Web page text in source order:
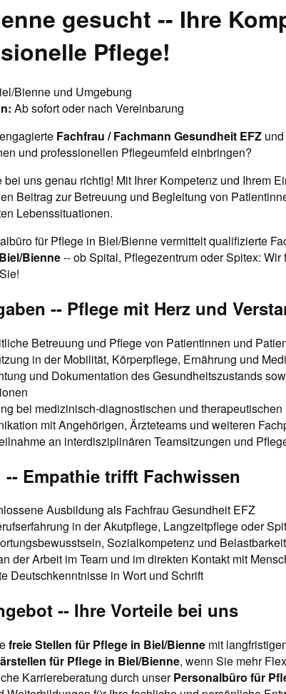
gesucht -- Ihre
Pflege!
Bienne und Umgebung
Ab sofort oder nach Vereinbarung
Fachfrau / Fachmann Gesundheit EFZ
und professionellen Pflegeumfeld einbringen?
bei uns genau richtig! Mit Ihrer Kompetenz und Ihrem
Beitrag zur Betreuung und Begleitung von
Lebenssituationen.
für Pflege in Biel/Bienne vermittelt qualifizierte
Bienne-- ob Spital, Pflegezentrum oder Spitex:
-- Pflege mit Herz und
Betreuung und Pflege von Patientinnen und
in der Mobilität, Körperpflege, Ernährung und
und Dokumentation des Gesundheitszustands
bei medizinisch-diagnostischen und therapeutischen
mit Angehörigen, Ärzteteams und weiteren
an interdisziplinären Teamsitzungen und
Empathie trifft Fachwissen
Ausbildung als Fachfrau Gesundheit EFZ
in der Akutpflege, Langzeitpflege oder
Sozialkompetenz und Belastbarkeit
der Arbeit im Team und im direkten Kontakt mit
Deutschkenntnisse in Wort und Schrift
-- Ihre Vorteile bei uns
freie Stellen für Pflege in Biel/Bienne mit
für Pflege in Biel/Bienne, wenn Sie mehr
Karriereberatung durch unserPersonalbüro für